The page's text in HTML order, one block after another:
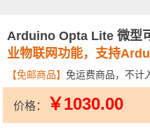
Arduino Opta Lite 微型
业物联网功能，支持
【免邮商品】 免运费商品，不计
价格： ￥1030.00